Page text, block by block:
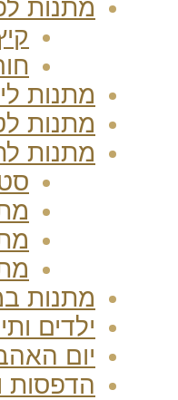
מתנות
מתנות
מתנות
מתנות
מתנות
ילדים
יום
הדפסות